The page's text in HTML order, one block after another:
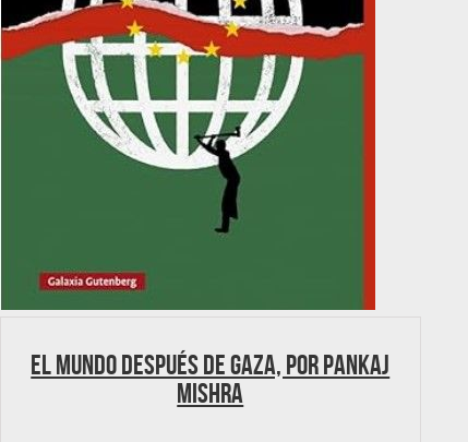
El mundo después de Gaza, por Pankaj
Mishra